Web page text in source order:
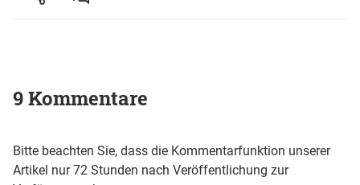
9 Kommentare
Bitte beachten Sie, dass die Kommentarfunktion unserer
Artikel nur 72 Stunden nach Veröffentlichung zur